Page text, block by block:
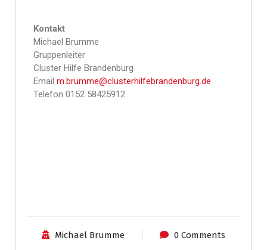
Kontakt
Michael Brumme
Gruppenleiter
Cluster Hilfe Brandenburg
Email m.brumme@clusterhilfebrandenburg.de
Telefon 0152 58425912
Michael Brumme 0 Comments